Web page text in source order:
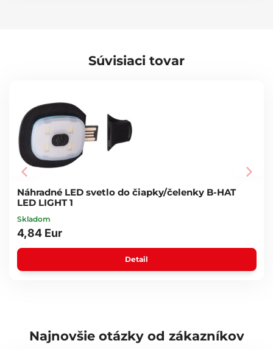
Technické parametre:
Menovité napätie: 3,7 V
Max. prúd: 300 mAh
USB nabíjanie: 2 - 3 h
Hmotnosť s batériou: 140 g
Rozmer balenia: 13 x 18,5 x 5 cm
Veľkosť: univerzálna (obvod hlavy 58 cm)
Materiál:
Súvisiaci tovar
Náhradné LED svetlo do čiapky/čelenky B-HAT
LED LIGHT 1
Skladom
4,84 Eur
Detail
Najnovšie otázky od zákazníkov